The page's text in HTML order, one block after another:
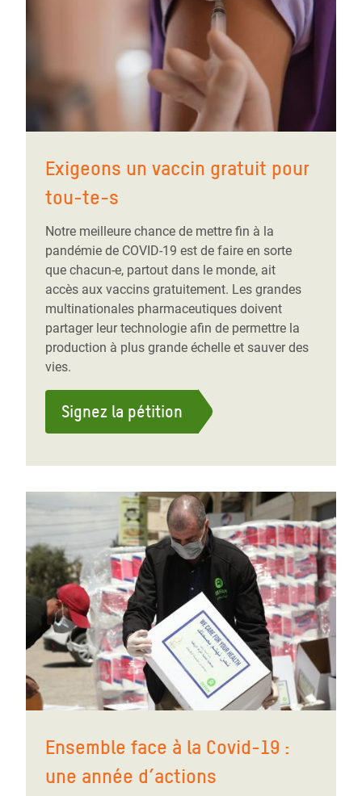
Exigeons un vaccin gratuit pour
tou-te-s
Notre meilleure chance de mettre fin à la
pandémie de COVID-19 est de faire en sorte
que chacun-e, partout dans le monde, ait
accès aux vaccins gratuitement. Les grandes
multinationales pharmaceutiques doivent
partager leur technologie afin de permettre la
production à plus grande échelle et sauver des
vies.
Signez la pétition
Ensemble face à la Covid-19 :
une année d’actions